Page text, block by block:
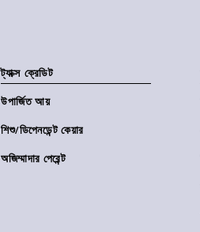
ট্যাক্স ক্রেডিট
উপার্জিত আয়
শিশু/ডিপেনডেন্ট কেয়ার
অজিম্মাদার পেরেন্ট